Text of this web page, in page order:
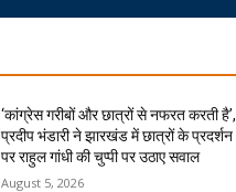
‘कांग्रेस गरीबों और छात्रों से नफरत करती है’,
प्रदीप भंडारी ने झारखंड में छात्रों के प्रदर्शन
पर राहुल गांधी की चुप्पी पर उठाए सवाल
August 5, 2026